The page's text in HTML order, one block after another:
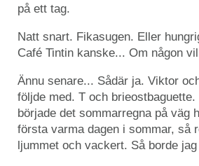
på ett tag.
Natt snart. Fikasugen. Eller
Café Tintin kanske... Om någon
Ännu senare... Sådär ja. Viktor
följde med. T och
började det sommarregna på väg
första varma dagen i sommar, så
ljummet och vackert. Så borde